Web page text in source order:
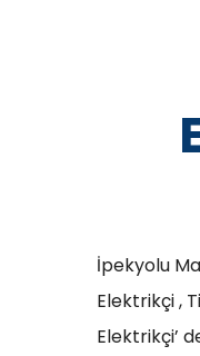
İpekyolu
Elektrikçi ,
Elektrikçi’